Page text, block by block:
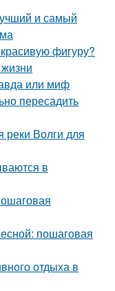
и самый
фигуру?
или миф
пересадить
реки Волги для
в
пошаговая
отдыха в